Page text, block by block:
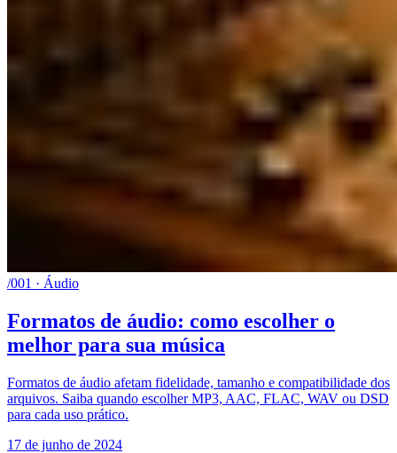
/001 · Áudio
Formatos de áudio: como escolher o
melhor para sua música
Formatos de áudio afetam fidelidade, tamanho e compatibilidade dos
arquivos. Saiba quando escolher MP3, AAC, FLAC, WAV ou DSD
para cada uso prático.
17 de junho de 2024